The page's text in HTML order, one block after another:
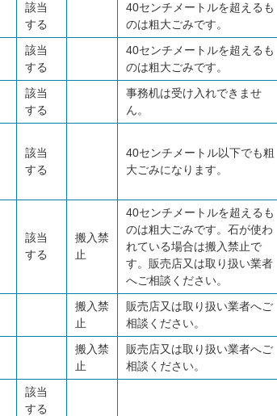
該当
する
40センチメートルを超えるも
のは粗大ごみです。
該当
する
40センチメートルを超えるも
のは粗大ごみです。
該当
する
事務机は受け入れできませ
ん。
該当
する
40センチメートル以下でも粗
大ごみになります。
該当
する
搬入禁
止
40センチメートルを超えるも
のは粗大ごみです。石が使わ
れている場合は搬入禁止で
す。販売店又は取り扱い業者
へご相談ください。
搬入禁
止
販売店又は取り扱い業者へご
相談ください。
搬入禁
止
販売店又は取り扱い業者へご
相談ください。
該当
する